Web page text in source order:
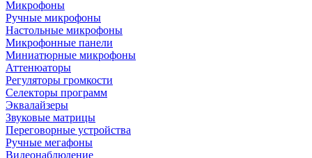
Микрофоны
Ручные микрофоны
Настольные микрофоны
Микрофонные панели
Миниатюрные микрофоны
Аттенюаторы
Регуляторы громкости
Селекторы программ
Эквалайзеры
Звуковые матрицы
Переговорные устройства
Ручные мегафоны
Видеонаблюдение